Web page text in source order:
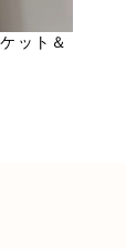
ット＆